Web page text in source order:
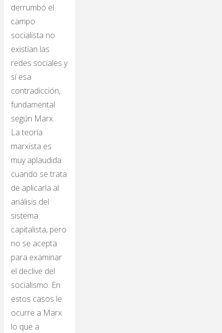
derrumbó el
campo
socialista no
existían las
redes sociales y
sí esa
contradicción,
fundamental
según Marx.
La teoría
marxista es
muy aplaudida
cuando se trata
de aplicarla al
análisis del
sistema
capitalista, pero
no se acepta
para examinar
el declive del
socialismo. En
estos casos le
ocurre a Marx
lo que a